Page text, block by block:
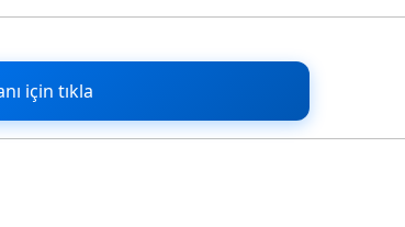
için tıkla